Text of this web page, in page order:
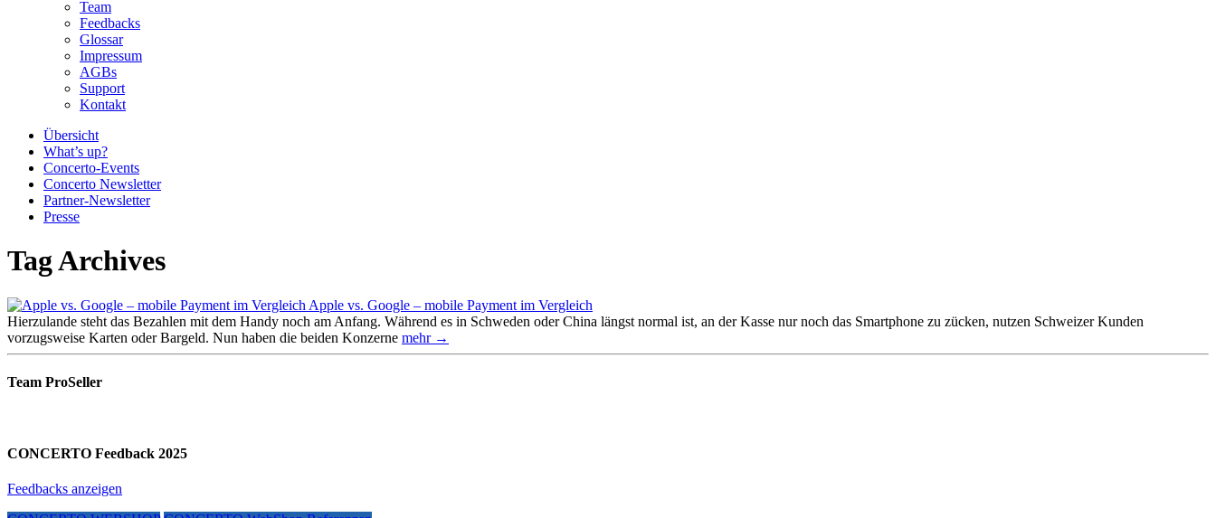
Team
Feedbacks
Glossar
Impressum
AGBs
Support
Kontakt
Übersicht
What’s up?
Concerto-Events
Concerto Newsletter
Partner-Newsletter
Presse
Tag Archives
Apple vs. Google – mobile Payment im Vergleich
Hierzulande steht das Bezahlen mit dem Handy noch am Anfang. Während es in Schweden oder China längst normal ist, an der Kasse nur noch das Smartphone zu zücken, nutzen Schweizer Kunden
vorzugsweise Karten oder Bargeld. Nun haben die beiden Konzerne mehr →
Team ProSeller
CONCERTO Feedback 2025
Feedbacks anzeigen